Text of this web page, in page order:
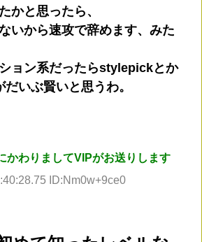
かと思ったら、
いから速攻で辞めます、みた
ョン系だったらstylepickとか
いぶ賢いと思うわ。
かわりましてVIPがお送りします
ID:Nm0w+9ce0